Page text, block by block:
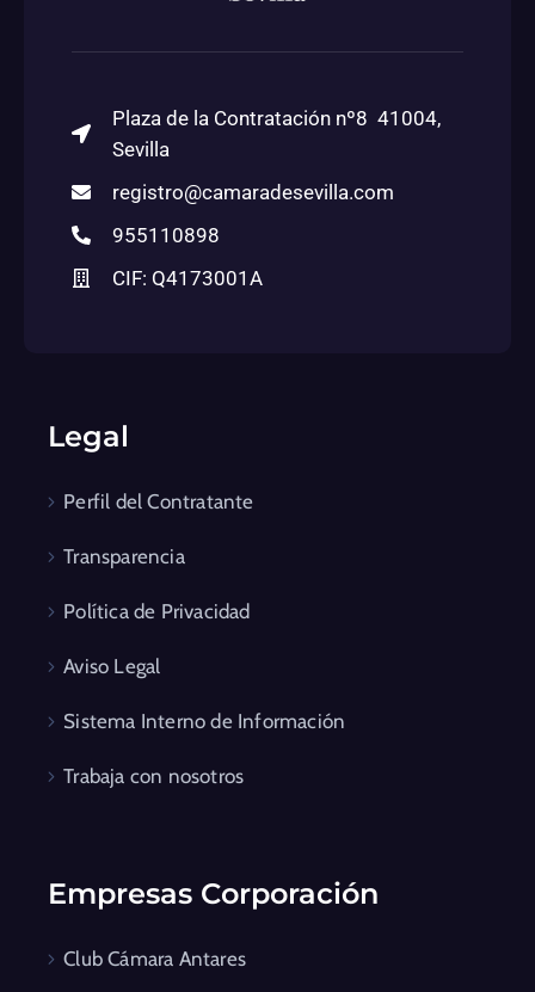
Plaza de la Contratación nº8 41004,
Sevilla
registro@camaradesevilla.com
955110898
CIF: Q4173001A
Legal
Perfil del Contratante
Transparencia
Política de Privacidad
Aviso Legal
Sistema Interno de Información
Trabaja con nosotros
Empresas Corporación
Club Cámara Antares